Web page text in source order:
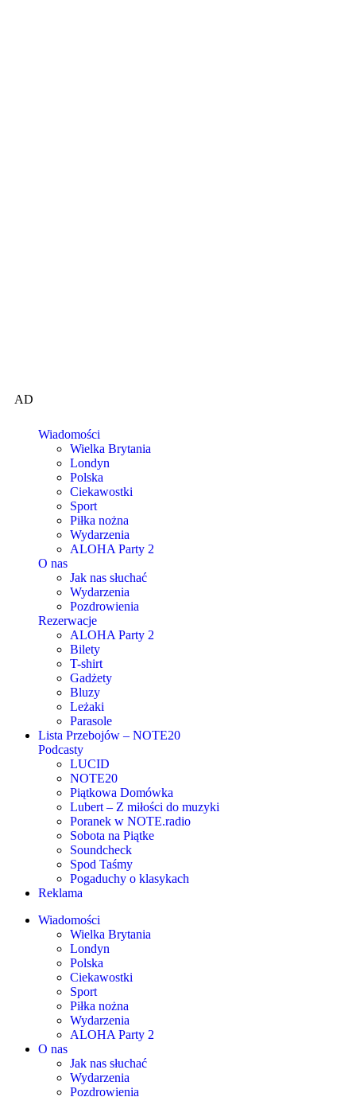
AD
Wiadomości
Wielka Brytania
Londyn
Polska
Ciekawostki
Sport
Piłka nożna
Wydarzenia
ALOHA Party 2
O nas
Jak nas słuchać
Wydarzenia
Pozdrowienia
Rezerwacje
ALOHA Party 2
Bilety
T-shirt
Gadżety
Bluzy
Leżaki
Parasole
Lista Przebojów – NOTE20
Podcasty
LUCID
NOTE20
Piątkowa Domówka
Lubert – Z miłości do muzyki
Poranek w NOTE.radio
Sobota na Piątke
Soundcheck
Spod Taśmy
Pogaduchy o klasykach
Reklama
Wiadomości
Wielka Brytania
Londyn
Polska
Ciekawostki
Sport
Piłka nożna
Wydarzenia
ALOHA Party 2
O nas
Jak nas słuchać
Wydarzenia
Pozdrowienia